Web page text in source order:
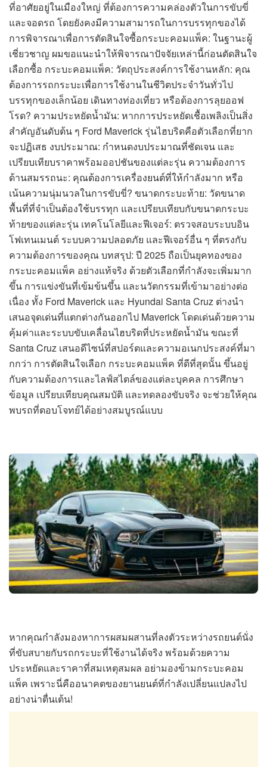
ที่อาศัยอยู่ในเมืองใหญ่ ที่ต้องการความคล่องตัวในการขับขี่
และจอดรถ โดยยังคงมีความสามารถในการบรรทุกของได้
การพิจารณาเพื่อการตัดสินใจซื้อกระบะคอมแพ็ค: ในฐานะผู้
เชี่ยวชาญ ผมขอแนะนำให้พิจารณาปัจจัยเหล่านี้ก่อนตัดสินใจ
เลือกซื้อ กระบะคอมแพ็ค: วัตถุประสงค์การใช้งานหลัก: คุณ
ต้องการรถกระบะเพื่อการใช้งานในชีวิตประจำวันทั่วไป
บรรทุกของเล็กน้อย เดินทางท่องเที่ยว หรือต้องการลุยออฟ
โรด? ความประหยัดน้ำมัน: หากการประหยัดเชื้อเพลิงเป็นสิ่ง
สำคัญอันดับต้น ๆ Ford Maverick รุ่นไฮบริดคือตัวเลือกที่ยาก
จะปฏิเสธ งบประมาณ: กำหนดงบประมาณที่ชัดเจน และ
เปรียบเทียบราคาพร้อมออปชันของแต่ละรุ่น ความต้องการ
ด้านสมรรถนะ: คุณต้องการเครื่องยนต์ที่ให้กำลังมาก หรือ
เน้นความนุ่มนวลในการขับขี่? ขนาดกระบะท้าย: วัดขนาด
พื้นที่ที่จำเป็นต้องใช้บรรทุก และเปรียบเทียบกับขนาดกระบะ
ท้ายของแต่ละรุ่น เทคโนโลยีและฟีเจอร์: ตรวจสอบระบบอิน
โฟเทนเมนต์ ระบบความปลอดภัย และฟีเจอร์อื่น ๆ ที่ตรงกับ
ความต้องการของคุณ บทสรุป: ปี 2025 ถือเป็นยุคทองของ
กระบะคอมแพ็ค อย่างแท้จริง ด้วยตัวเลือกที่กำลังจะเพิ่มมาก
ขึ้น การแข่งขันที่เข้มข้นขึ้น และนวัตกรรมที่เข้ามาอย่างต่อ
เนื่อง ทั้ง Ford Maverick และ Hyundai Santa Cruz ต่างนำ
เสนอจุดเด่นที่แตกต่างกันออกไป Maverick โดดเด่นด้วยความ
คุ้มค่าและระบบขับเคลื่อนไฮบริดที่ประหยัดน้ำมัน ขณะที่
Santa Cruz เสนอดีไซน์ที่สปอร์ตและความอเนกประสงค์ที่มา
กกว่า การตัดสินใจเลือก กระบะคอมแพ็ค ที่ดีที่สุดนั้น ขึ้นอยู่
กับความต้องการและไลฟ์สไตล์ของแต่ละบุคคล การศึกษา
ข้อมูล เปรียบเทียบคุณสมบัติ และทดลองขับจริง จะช่วยให้คุณ
พบรถที่ตอบโจทย์ได้อย่างสมบูรณ์แบบ
หากคุณกำลังมองหาการผสมผสานที่ลงตัวระหว่างรถยนต์นั่ง
ที่ขับสบายกับรถกระบะที่ใช้งานได้จริง พร้อมด้วยความ
ประหยัดและราคาที่สมเหตุสมผล อย่ามองข้ามกระบะคอม
แพ็ค เพราะนี่คืออนาคตของยานยนต์ที่กำลังเปลี่ยนแปลงไป
อย่างน่าตื่นเต้น!